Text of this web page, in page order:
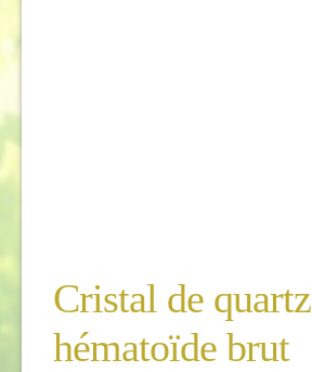
Cristal de quartz
hématoïde brut